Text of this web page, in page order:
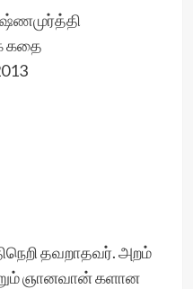
கதை
தவறாதவர். அறம்
ஞானவான் களான